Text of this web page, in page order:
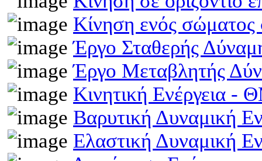
Κίνηση ενός
Έργο Σταθερής
Έργο Μεταβλητής
Κινητική Ενέργεια
Βαρυτική Δυναμική
Ελαστική Δυναμική